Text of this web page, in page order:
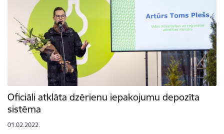
Oficiāli atklāta dzērienu iepakojumu depozīta
sistēma
01.02.2022.